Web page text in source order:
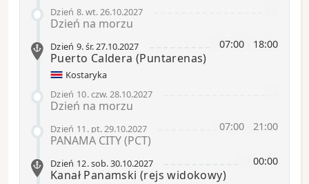
Dzień 8.wt.26.10.2027
Dzień na morzu
07:00 18:00
Dzień 9.śr.27.10.2027
Puerto Caldera (Puntarenas)
Kostaryka
Dzień 10.czw.28.10.2027
Dzień na morzu
07:00 21:00
Dzień 11 . pt.29.10.2027
PANAMA CITY (PCT)
00:00
Dzień 12.sob.30.10.2027
Kanał Panamski(rejs widokowy)